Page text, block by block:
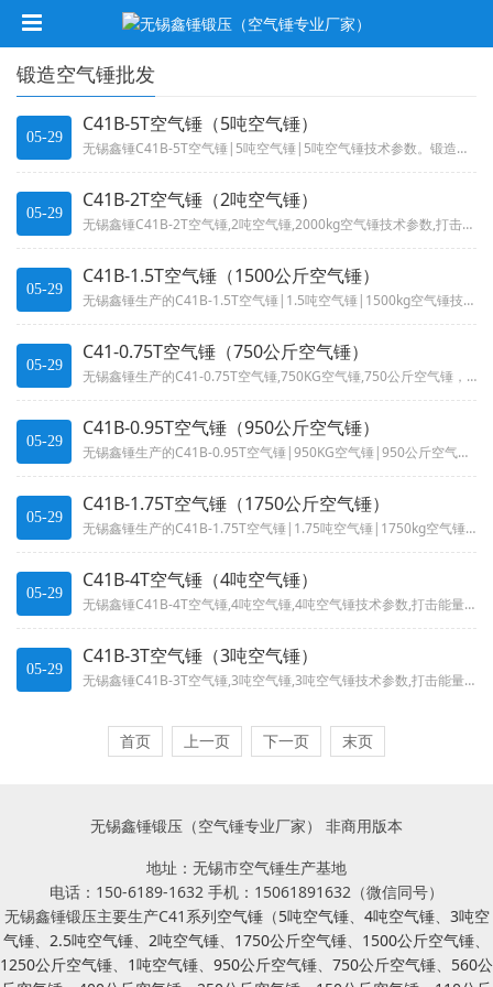
锻造空气锤批发
05-29
C41B-5T空气锤（5吨空气锤）
无锡鑫锤C41B-5T空气锤|5吨空气锤|5吨空气锤技术参数。锻造行业之利器！电液锤和空气锤的完美结合，动力部分采用电液...
05-29
C41B-2T空气锤（2吨空气锤）
无锡鑫锤C41B-2T空气锤,2吨空气锤,2000kg空气锤技术参数,打击能量55千焦,适用于各种自由锻造: 如延伸、镦...
05-29
C41B-1.5T空气锤（1500公斤空气锤）
无锡鑫锤生产的C41B-1.5T空气锤|1.5吨空气锤|1500kg空气锤技术参数声低、结构合理、操作方便,打击能量45...
05-29
C41-0.75T空气锤（750公斤空气锤）
无锡鑫锤生产的C41-0.75T空气锤,750KG空气锤,750公斤空气锤，750千克空气锤技术参数噪声低、结构合理、操...
05-29
C41B-0.95T空气锤（950公斤空气锤）
无锡鑫锤生产的C41B-0.95T空气锤|950KG空气锤|950公斤空气锤技术参数噪声低、结构合理、操作方便,打击能量...
05-29
C41B-1.75T空气锤（1750公斤空气锤）
无锡鑫锤生产的C41B-1.75T空气锤|1.75吨空气锤|1750kg空气锤技术参数噪声低、结构合理、操作方便,打击能...
05-29
C41B-4T空气锤（4吨空气锤）
无锡鑫锤C41B-4T空气锤,4吨空气锤,4吨空气锤技术参数,打击能量108千焦,锻造行业之利器！电液锤和空气锤的完美结...
05-29
C41B-3T空气锤（3吨空气锤）
无锡鑫锤C41B-3T空气锤,3吨空气锤,3吨空气锤技术参数,打击能量85千焦,锻造行业之利器！电液锤和空气锤的完美结合...
首页 上一页 下一页 末页
无锡鑫锤锻压（空气锤专业厂家） 非商用版本
地址：无锡市空气锤生产基地
电话：150-6189-1632 手机：15061891632（微信同号）
无锡鑫锤锻压主要生产C41系列空气锤（5吨空气锤、 4吨空气锤、 3吨空
气锤、 2.5吨空气锤、 2吨空气锤、 1750公斤空气锤、 1500公斤空气锤、
1250公斤空气锤、 1吨空气锤、 950公斤空气锤、 750公斤空气锤、 560公